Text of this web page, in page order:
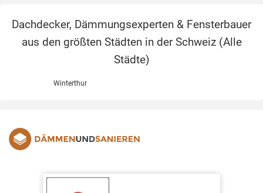
Dachdecker, Dämmungsexperten & Fensterbauer
aus den größten Städten in der Schweiz (Alle
Städte)
Winterthur